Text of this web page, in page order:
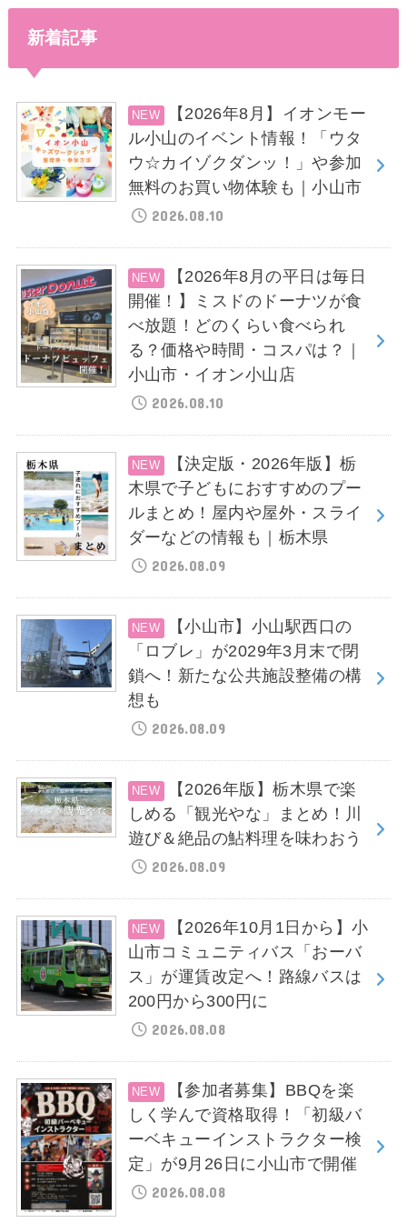
新着記事
【2026年8月】イオンモー
ル小山のイベント情報！「ウタ
ウ☆カイゾクダンッ！」や参加
無料のお買い物体験も｜小山市
2026.08.10
【2026年8月の平日は毎日
開催！】ミスドのドーナツが食
べ放題！どのくらい食べられ
る？価格や時間・コスパは？｜
小山市・イオン小山店
2026.08.10
【決定版・2026年版】栃
木県で子どもにおすすめのプー
ルまとめ！屋内や屋外・スライ
ダーなどの情報も｜栃木県
2026.08.09
【小山市】小山駅西口の
「ロブレ」が2029年3月末で閉
鎖へ！新たな公共施設整備の構
想も
2026.08.09
【2026年版】栃木県で楽
しめる「観光やな」まとめ！川
遊び＆絶品の鮎料理を味わおう
2026.08.09
【2026年10月1日から】小
山市コミュニティバス「おーバ
ス」が運賃改定へ！路線バスは
200円から300円に
2026.08.08
【参加者募集】BBQを楽
しく学んで資格取得！「初級バ
ーベキューインストラクター検
定」が9月26日に小山市で開催
2026.08.08